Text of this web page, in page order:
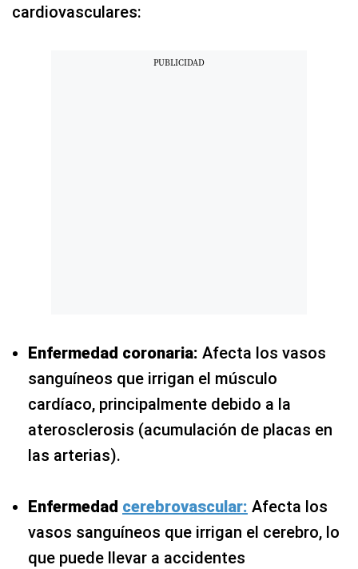
cardiovasculares:
Enfermedad coronaria: Afecta los vasos
sanguíneos que irrigan el músculo
cardíaco, principalmente debido a la
aterosclerosis (acumulación de placas en
las arterias).
Enfermedad cerebrovascular: Afecta los
vasos sanguíneos que irrigan el cerebro, lo
que puede llevar a accidentes